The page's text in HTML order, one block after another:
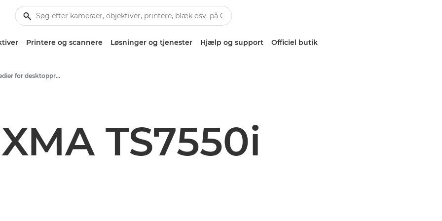
Printere og scannere Løsninger og tjenester Hjælp og support Officiel butik
Produktmedier for desktopprintere – Canons presse-site
TS7550i